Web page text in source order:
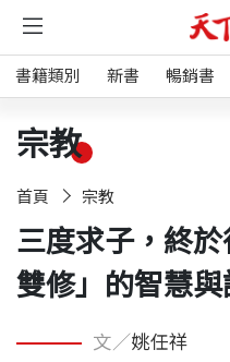
書籍類別 新書 暢銷書
宗教
首頁 宗教
三度求子，終
雙修」的智慧與
文／姚任祥